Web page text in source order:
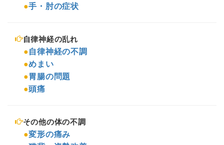
●手・肘の症状
自律神経の乱れ
●自律神経の不調
●めまい
●胃腸の問題
●頭痛
その他の体の不調
●変形の痛み